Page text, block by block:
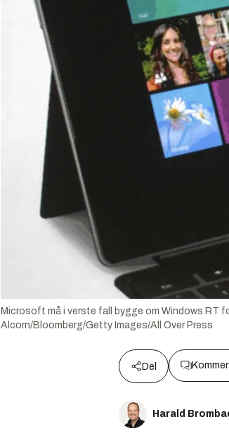
Microsoft må i verste fall bygge om Windows RT
Alcorn/Bloomberg/Getty Images/All Over Press
Del
Harald